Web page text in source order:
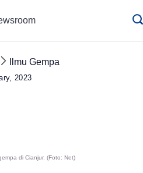
Ilmu Gempa
2023
di Cianjur. (Foto: Net)